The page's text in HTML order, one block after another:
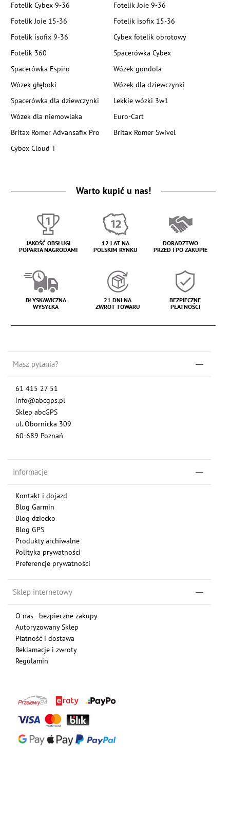
Fotelik Cybex 9-36
Fotelik Joie 9-36
Fotelik Joie 15-36
Fotelik isofix 15-36
Fotelik isofix 9-36
Cybex fotelik obrotowy
Fotelik 360
Spacerówka Cybex
Spacerówka Espiro
Wózek gondola
Wózek głęboki
Wózek dla dziewczynki
Spacerówka dla dziewczynki
Lekkie wózki 3w1
Wózek dla niemowlaka
Euro-Cart
Britax Romer Advansafix Pro
Britax Romer Swivel
Cybex Cloud T
Warto kupić u nas!
JAKOŚĆ OBSŁUGI
POPARTA NAGRODAMI
12 LAT NA
POLSKIM RYNKU
DORADZTWO
PRZED I PO ZAKUPIE
BŁYSKAWICZNA
WYSYŁKA
21 DNI NA
ZWROT TOWARU
BEZPIECZNE
PŁATNOŚCI
Masz pytania?
61 415 27 51
info@abcgps.pl
Sklep abcGPS
ul. Obornicka 309
60-689 Poznań
Informacje
Kontakt i dojazd
Blog Garmin
Blog dziecko
Blog GPS
Produkty archiwalne
Polityka prywatności
Preferencje prywatności
Sklep internetowy
O nas - bezpieczne zakupy
Autoryzowany Sklep
Płatność i dostawa
Reklamacje i zwroty
Regulamin